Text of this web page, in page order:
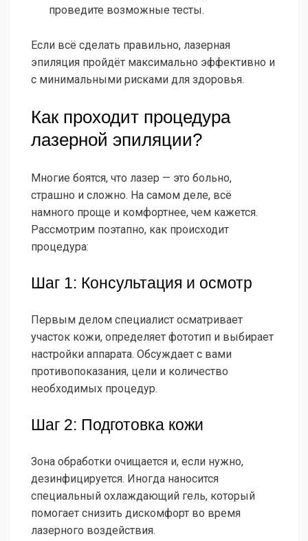
проведите возможные тесты.
Если всё сделать правильно, лазерная
эпиляция пройдёт максимально эффективно и
с минимальными рисками для здоровья.
Как проходит процедура
лазерной эпиляции?
Многие боятся, что лазер — это больно,
страшно и сложно. На самом деле, всё
намного проще и комфортнее, чем кажется.
Рассмотрим поэтапно, как происходит
процедура:
Шаг 1: Консультация и осмотр
Первым делом специалист осматривает
участок кожи, определяет фототип и выбирает
настройки аппарата. Обсуждает с вами
противопоказания, цели и количество
необходимых процедур.
Шаг 2: Подготовка кожи
Зона обработки очищается и, если нужно,
дезинфицируется. Иногда наносится
специальный охлаждающий гель, который
помогает снизить дискомфорт во время
лазерного воздействия.